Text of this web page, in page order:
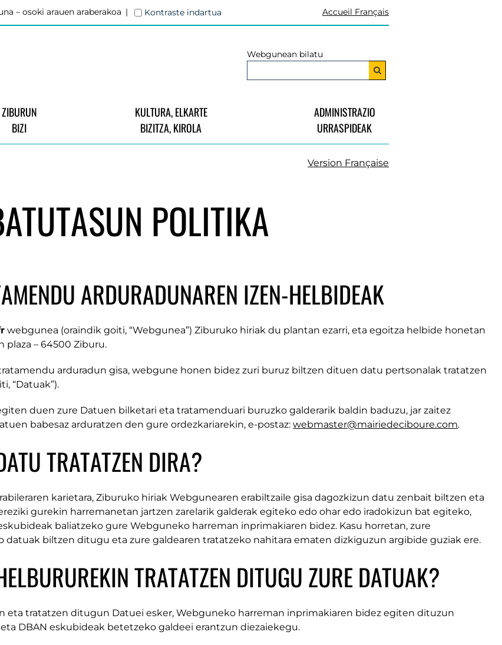
– osoki arauen araberakoa Kontraste indartua Accueil Français
Webgunean bilatu
ZIBURUN
BIZI
KULTURA, ELKARTE
BIZITZA, KIROLA
ADMINISTRAZIO
URRASPIDEAK
Version Française
POLITIKA
ARDURADUNAREN IZEN-HELBIDEAK
webgunea (oraindik goiti, “Webgunea”) Ziburuko hiriak du plantan ezarri, eta egoitza helbide honetan
plaza – 64500 Ziburu.
arduradun gisa, webgune honen bidez zuri buruz biltzen dituen datu pertsonalak tratatzen
“Datuak”).
duen zure Datuen bilketari eta tratamenduari buruzko galderarik baldin baduzu, jar zaitez
babesaz arduratzen den gure ordezkariarekin, e-postaz: webmaster@mairiedeciboure.com.
TRATATZEN DIRA?
karietara, Ziburuko hiriak Webgunearen erabiltzaile gisa dagozkizun datu zenbait biltzen eta
gurekin harremanetan jartzen zarelarik galderak egiteko edo ohar edo iradokizun bat egiteko,
baliatzeko gure Webguneko harreman inprimakiaren bidez. Kasu horretan, zure
datuak biltzen ditugu eta zure galdearen tratatzeko nahitara ematen dizkiguzun argibide guziak ere.
TRATATZEN DITUGU ZURE DATUAK?
eta tratatzen ditugun Datuei esker, Webguneko harreman inprimakiaren bidez egiten dituzun
DBAN eskubideak betetzeko galdeei erantzun diezaiekegu.